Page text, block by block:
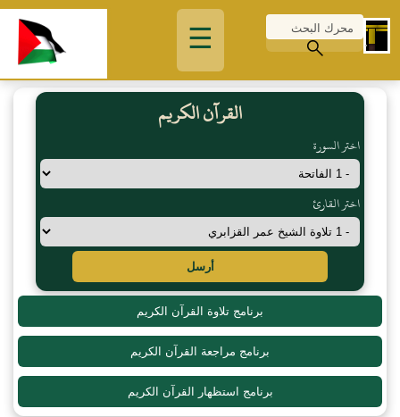
☰
القرآن الكريم
اختر السورة
اختر القارئ
أرسل
برنامج تلاوة القرآن الكريم
برنامج مراجعة القرآن الكريم
برنامج استظهار القرآن الكريم